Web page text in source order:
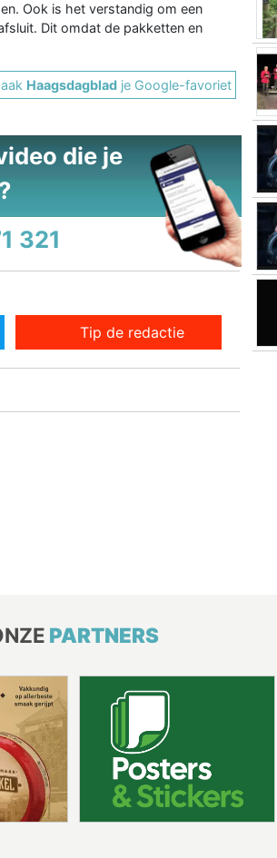
Ook is het verstandig om een
Dit omdat de pakketten en
Haagsdagblad je Google-favoriet
die je
321
Tip de redactie
PARTNERS